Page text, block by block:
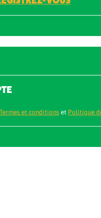
Termes et conditions et Politique